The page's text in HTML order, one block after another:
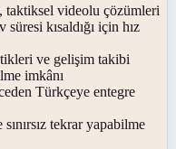
taktiksel videolu çözümleri
kısaldığı için hız
ve gelişim takibi
imkânı
Türkçeye entegre
tekrar yapabilme